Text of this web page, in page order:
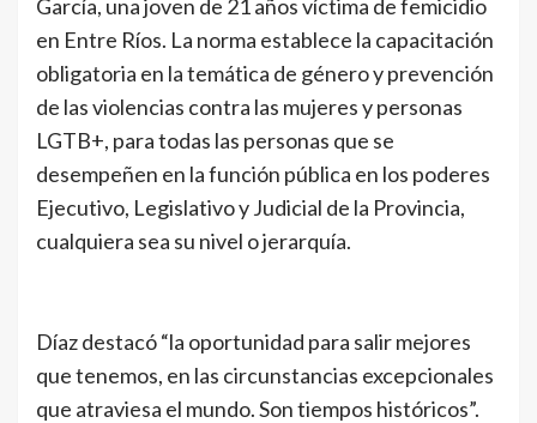
García, una joven de 21 años víctima de femicidio
en Entre Ríos. La norma establece la capacitación
obligatoria en la temática de género y prevención
de las violencias contra las mujeres y personas
LGTB+, para todas las personas que se
desempeñen en la función pública en los poderes
Ejecutivo, Legislativo y Judicial de la Provincia,
cualquiera sea su nivel o jerarquía.
Díaz destacó “la oportunidad para salir mejores
que tenemos, en las circunstancias excepcionales
que atraviesa el mundo. Son tiempos históricos”.